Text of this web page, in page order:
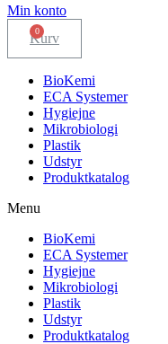
Min konto
Kurv
BioKemi
ECA Systemer
Hygiejne
Mikrobiologi
Plastik
Udstyr
Produktkatalog
Menu
BioKemi
ECA Systemer
Hygiejne
Mikrobiologi
Plastik
Udstyr
Produktkatalog